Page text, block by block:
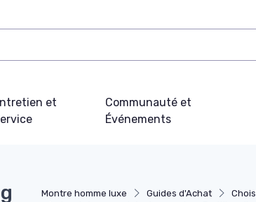
et
Communauté et
Événements
Montre homme luxe Guides d'Achat